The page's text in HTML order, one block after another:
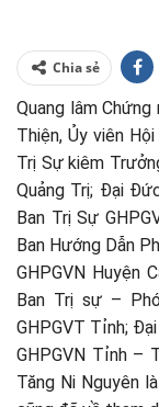
Chia sẻ
Quang lâm
Thiện, Ủy viên
Trị Sự kiêm
Quảng Trị; Đại
Ban Trị Sự
Ban Hướng Dẫn
GHPGVN Huyện
Ban Trị sự –
GHPGVT Tỉnh;
GHPGVN Tỉnh –
Tăng Ni Nguyên